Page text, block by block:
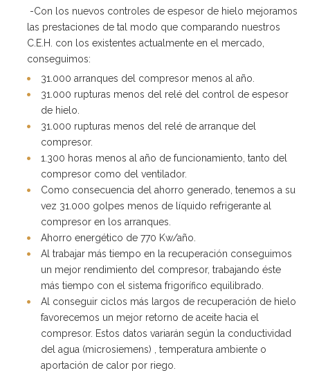
-Con los nuevos controles de espesor de hielo mejoramos
las prestaciones de tal modo que comparando nuestros
C.E.H. con los existentes actualmente en el mercado,
conseguimos:
31.000 arranques del compresor menos al año.
31.000 rupturas menos del relé del control de espesor
de hielo.
31.000 rupturas menos del relé de arranque del
compresor.
1.300 horas menos al año de funcionamiento, tanto del
compresor como del ventilador.
Como consecuencia del ahorro generado, tenemos a su
vez 31.000 golpes menos de líquido refrigerante al
compresor en los arranques.
Ahorro energético de 770 Kw/año.
Al trabajar más tiempo en la recuperación conseguimos
un mejor rendimiento del compresor, trabajando éste
más tiempo con el sistema frigorífico equilibrado.
Al conseguir ciclos más largos de recuperación de hielo
favorecemos un mejor retorno de aceite hacia el
compresor. Estos datos variarán según la conductividad
del agua (microsiemens) , temperatura ambiente o
aportación de calor por riego.